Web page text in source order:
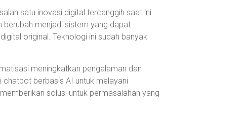
satu inovasi digital tercanggih saat ini.
berubah menjadi sistem yang dapat
original. Teknologi ini sudah banyak
meningkatkan pengalaman dan
chatbot berbasis AI untuk melayani
solusi untuk permasalahan yang